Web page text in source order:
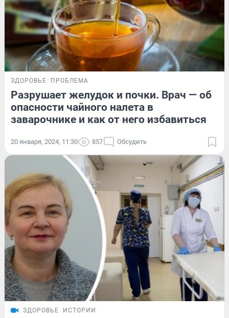
ЗДОРОВЬЕ ПРОБЛЕМА
Разрушает желудок и почки. Врач — об
опасности чайного налета в
заварочнике и как от него избавиться
20 января, 2024, 11:30 857 Обсудить
ЗДОРОВЬЕ ИСТОРИИ